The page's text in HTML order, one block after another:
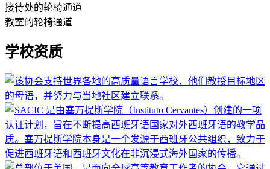
接待处的轮椅通道
教室的轮椅通道
学校资质